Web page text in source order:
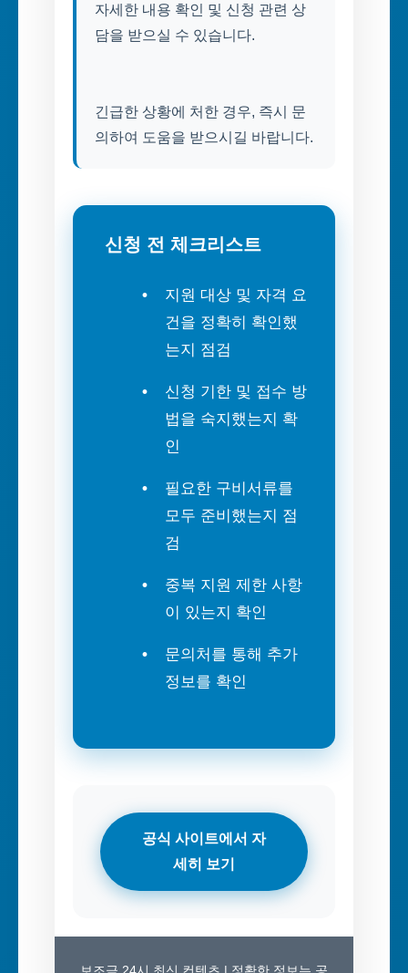
자세한 내용 확인 및 신청 관련 상
담을 받으실 수 있습니다.
긴급한 상황에 처한 경우, 즉시 문
신청 전 체크리스트
지원 대상 및 자격 요
건을 정확히 확인했
는지 점검
신청 기한 및 접수 방
법을 숙지했는지 확
인
필요한 구비서류를
모두 준비했는지 점
검
중복 지원 제한 사항
이 있는지 확인
문의처를 통해 추가
정보를 확인
공식 사이트에서 자
세히 보기